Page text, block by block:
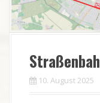
10. August 2025